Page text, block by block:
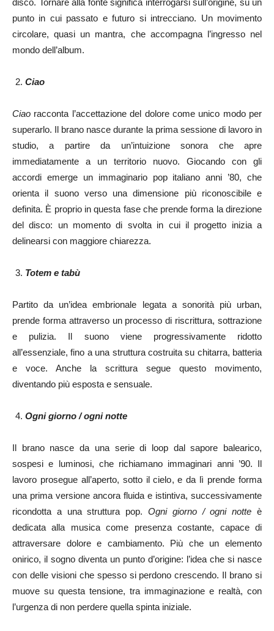
disco. Tornare alla fonte significa interrogarsi sull’origine, su un
punto in cui passato e futuro si intrecciano. Un movimento
circolare, quasi un mantra, che accompagna l’ingresso nel
mondo dell’album.
Ciao
Ciao racconta l’accettazione del dolore come unico modo per
superarlo. Il brano nasce durante la prima sessione di lavoro in
studio, a partire da un’intuizione sonora che apre
immediatamente a un territorio nuovo. Giocando con gli
accordi emerge un immaginario pop italiano anni ’80, che
orienta il suono verso una dimensione più riconoscibile e
definita. È proprio in questa fase che prende forma la direzione
del disco: un momento di svolta in cui il progetto inizia a
delinearsi con maggiore chiarezza.
Totem e tabù
Partito da un’idea embrionale legata a sonorità più urban,
prende forma attraverso un processo di riscrittura, sottrazione
e pulizia. Il suono viene progressivamente ridotto
all’essenziale, fino a una struttura costruita su chitarra, batteria
e voce. Anche la scrittura segue questo movimento,
diventando più esposta e sensuale.
Ogni giorno / ogni notte
Il brano nasce da una serie di loop dal sapore balearico,
sospesi e luminosi, che richiamano immaginari anni ’90. Il
lavoro prosegue all’aperto, sotto il cielo, e da lì prende forma
una prima versione ancora fluida e istintiva, successivamente
ricondotta a una struttura pop. Ogni giorno / ogni notte è
dedicata alla musica come presenza costante, capace di
attraversare dolore e cambiamento. Più che un elemento
onirico, il sogno diventa un punto d’origine: l’idea che si nasce
con delle visioni che spesso si perdono crescendo. Il brano si
muove su questa tensione, tra immaginazione e realtà, con
l’urgenza di non perdere quella spinta iniziale.